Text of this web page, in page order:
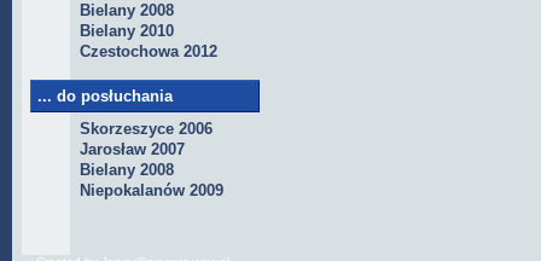
Bielany 2008
Bielany 2010
Czestochowa 2012
... do posłuchania
Skorzeszyce 2006
Jarosław 2007
Bielany 2008
Niepokalanów 2009